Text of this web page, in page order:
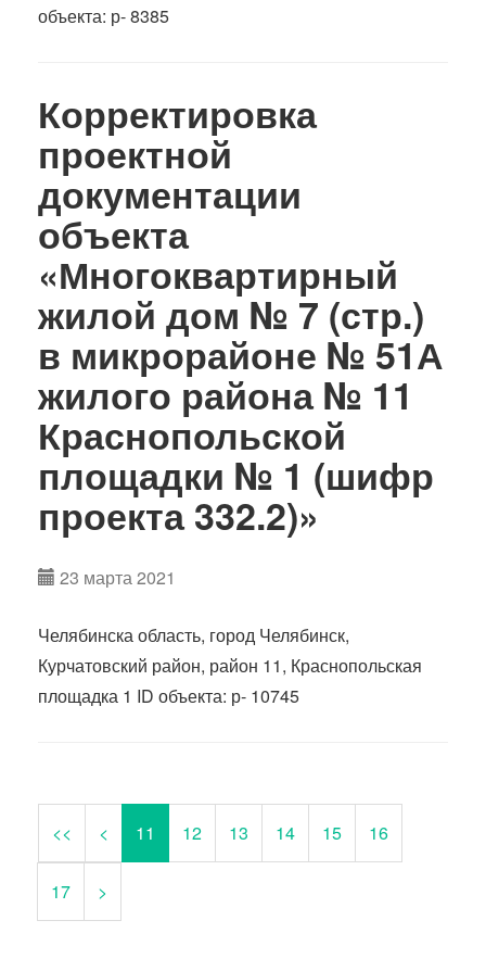
объекта: р- 8385
Корректировка
проектной
документации
объекта
«Многоквартирный
жилой дом № 7 (стр.)
в микрорайоне № 51А
жилого района № 11
Краснопольской
площадки № 1 (шифр
проекта 332.2)»
23 марта 2021
Челябинска область, город Челябинск,
Курчатовский район, район 11, Краснопольская
площадка 1 ID объекта: р- 10745
<< < 11 12 13 14 15 16
17 >